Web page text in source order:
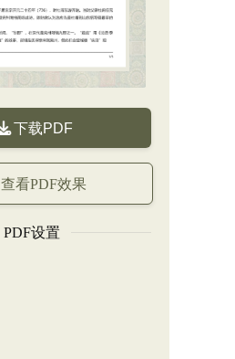
下载PDF
查看PDF效果
PDF设置